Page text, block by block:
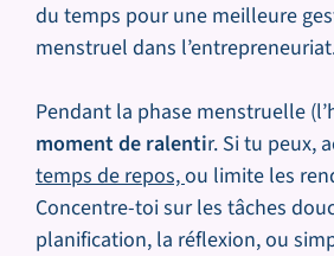
du temps pour une meilleure
menstruel dans
Pendant la phase menstruelle
moment de ralentir. Si tu peux,
temps de repos,ou limite les
Concentre-toi sur les tâches
planification, la réflexion, ou